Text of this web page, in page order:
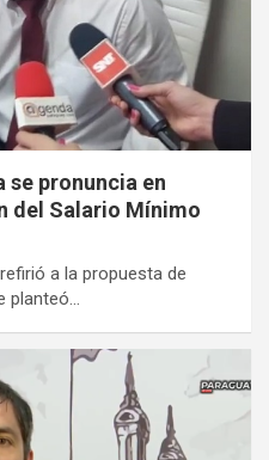
se pronuncia en
del Salario Mínimo
a la propuesta de
planteó…